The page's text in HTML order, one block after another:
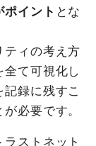
イント とな
ティの考え方
て可視化し
録に残すこ
必要です。
ストネット